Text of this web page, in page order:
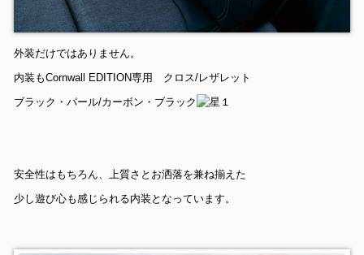
外装だけではありません。
内装もCornwall EDITION専用 クロス/レザレット
ブラック・パール/カーボン・ブラック
安全性はもちろん、上質さとお洒落を兼ね揃えた
少し遊び心も感じられる内装となっています。